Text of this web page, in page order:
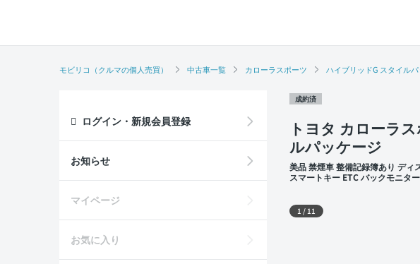
モビリコ（クルマの個人売買） 中古車一覧 カローラスポーツ ハイブリッドG スタイル
成約済
トヨタ カローラ
ルパッケージ
美品 禁煙車 整備記録簿あり ディ
スマートキー ETC バックモニタ
外装 左前
1 /11
ログイン・新規会員登録
お知らせ
マイページ
お気に入り